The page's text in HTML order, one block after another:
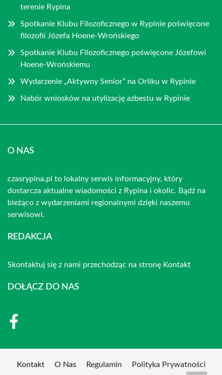
terenie Rypina
Spotkanie Klubu Filozoficznego w Rypinie poświęcone
filozofii Józefa Hoene-Wrońskiego
Spotkanie Klubu Filozoficznego poświęcone Józefowi
Hoene-Wrońskiemu
Wydarzenie „Aktywny Senior” na Orliku w Rypinie
Nabór wniosków na utylizację azbestu w Rypinie
O NAS
czasrypina.pl to lokalny serwis informacyjny, który
dostarcza aktualne wiadomości z Rypina i okolic. Bądź na
bieżąco z wydarzeniami regionalnymi dzięki naszemu
serwisowi.
REDAKCJA
Skontaktuj się z nami przechodząc na stronę Kontakt
DOŁĄCZ DO NAS
Kontakt O Nas Regulamin Polityka Prywatności